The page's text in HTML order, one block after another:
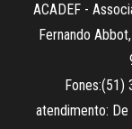
ACADEF -
Fernando
Fones:(51)
atendimento: